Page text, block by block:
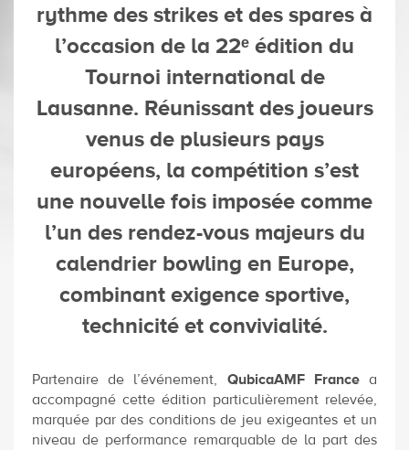
rythme des strikes et des spares à
l’occasion de la 22ᵉ édition du
Tournoi international de
Lausanne. Réunissant des joueurs
venus de plusieurs pays
européens, la compétition s’est
une nouvelle fois imposée comme
l’un des rendez-vous majeurs du
calendrier bowling en Europe,
combinant exigence sportive,
technicité et convivialité.
Partenaire de l’événement, QubicaAMF Francea
accompagné cette édition particulièrement relevée,
marquée par des conditions de jeu exigeantes et un
niveau de performance remarquable de la part des